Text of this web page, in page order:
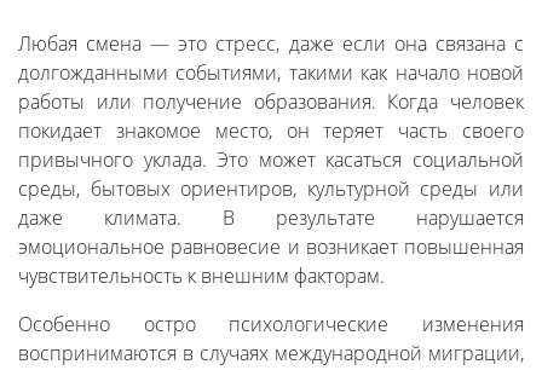
Любая смена — это стресс, даже если она связана с
долгожданными событиями, такими как начало новой
работы или получение образования. Когда человек
покидает знакомое место, он теряет часть своего
привычного уклада. Это может касаться социальной
среды, бытовых ориентиров, культурной среды или
даже климата. В результате нарушается
эмоциональное равновесие и возникает повышенная
чувствительность к внешним факторам.
Особенно остро психологические изменения
воспринимаются в случаях международной миграции,